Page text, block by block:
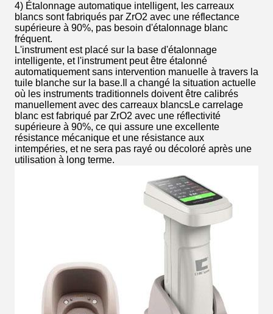
4) Étalonnage automatique intelligent, les carreaux
blancs sont fabriqués par ZrO2 avec une réflectance
supérieure à 90%, pas besoin d'étalonnage blanc
fréquent.
L'instrument est placé sur la base d'étalonnage
intelligente, et l'instrument peut être étalonné
automatiquement sans intervention manuelle à travers la
tuile blanche sur la base.Il a changé la situation actuelle
où les instruments traditionnels doivent être calibrés
manuellement avec des carreaux blancsLe carrelage
blanc est fabriqué par ZrO2 avec une réflectivité
supérieure à 90%, ce qui assure une excellente
résistance mécanique et une résistance aux
intempéries, et ne sera pas rayé ou décoloré après une
utilisation à long terme.